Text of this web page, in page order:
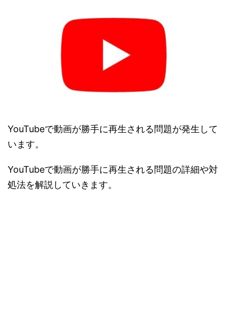
YouTubeで動画が勝手に再生される問題が発生して
います。
YouTubeで動画が勝手に再生される問題の詳細や対
処法を解説していきます。